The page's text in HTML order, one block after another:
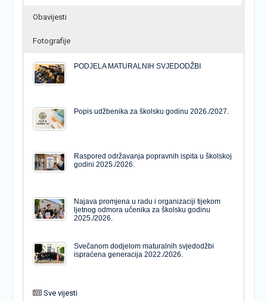
Obavijesti
Fotografije
PODJELA MATURALNIH SVJEDODŽBI
Popis udžbenika za školsku godinu 2026./2027.
Raspored održavanja popravnih ispita u školskoj
godini 2025./2026.
Najava promjena u radu i organizaciji tijekom
ljetnog odmora učenika za školsku godinu
2025./2026.
Svečanom dodjelom maturalnih svjedodžbi
ispraćena generacija 2022./2026.
Sve vijesti